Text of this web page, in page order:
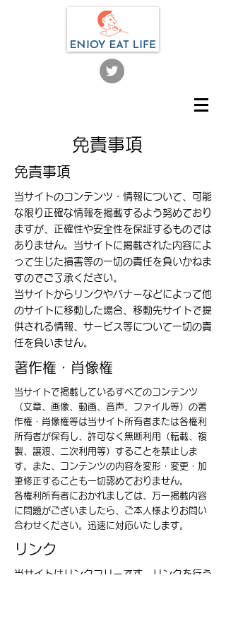
​免責事項
​免責事項
当サイトのコンテンツ・情報について、可能
な限り正確な情報を掲載するよう努めており
ますが、正確性や安全性を保証するものでは
ありません。当サイトに掲載された内容によ
って生じた損害等の一切の責任を負いかねま
すのでご了承ください。
当サイトからリンクやバナーなどによって他
のサイトに移動した場合、移動先サイトで提
供される情報、サービス等について一切の責
任を負いません。
​著作権・肖像権
当サイトで掲載しているすべてのコンテンツ
（文章、画像、動画、音声、ファイル等）の著
作権・肖像権等は当サイト所有者または各権利
所有者が保有し、許可なく無断利用（転載、複
製、譲渡、二次利用等）することを禁止しま
す。また、コンテンツの内容を変形・変更・加
筆修正することも一切認めておりません。
各権利所有者におかれましては、万一掲載内容
に問題がございましたら、ご本人様よりお問い
合わせください。迅速に対応いたします。
​リンク
当サイトはリンクフリーです。リンクを行う